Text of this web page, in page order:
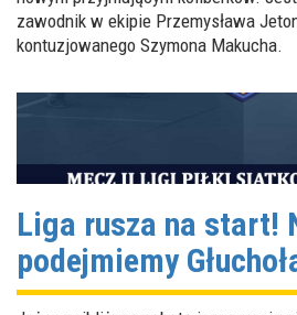
zawodnik w ekipie Przemysława
kontuzjowanego Szymona Makucha.
Liga rusza na start!
podejmiemy